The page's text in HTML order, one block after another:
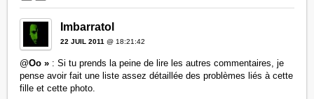
Imbarratol
22 JUIL 2011 @ 18:21:42
@Oo » : Si tu prends la peine de lire les autres commentaires, je
pense avoir fait une liste assez détaillée des problèmes liés à cette
fille et cette photo.